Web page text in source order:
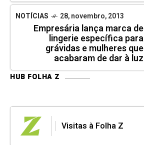
NOTÍCIAS 28, novembro, 2013
Empresária lança marca de
lingerie específica para
grávidas e mulheres que
acabaram de dar à luz
HUB FOLHA Z
Visitas à Folha Z